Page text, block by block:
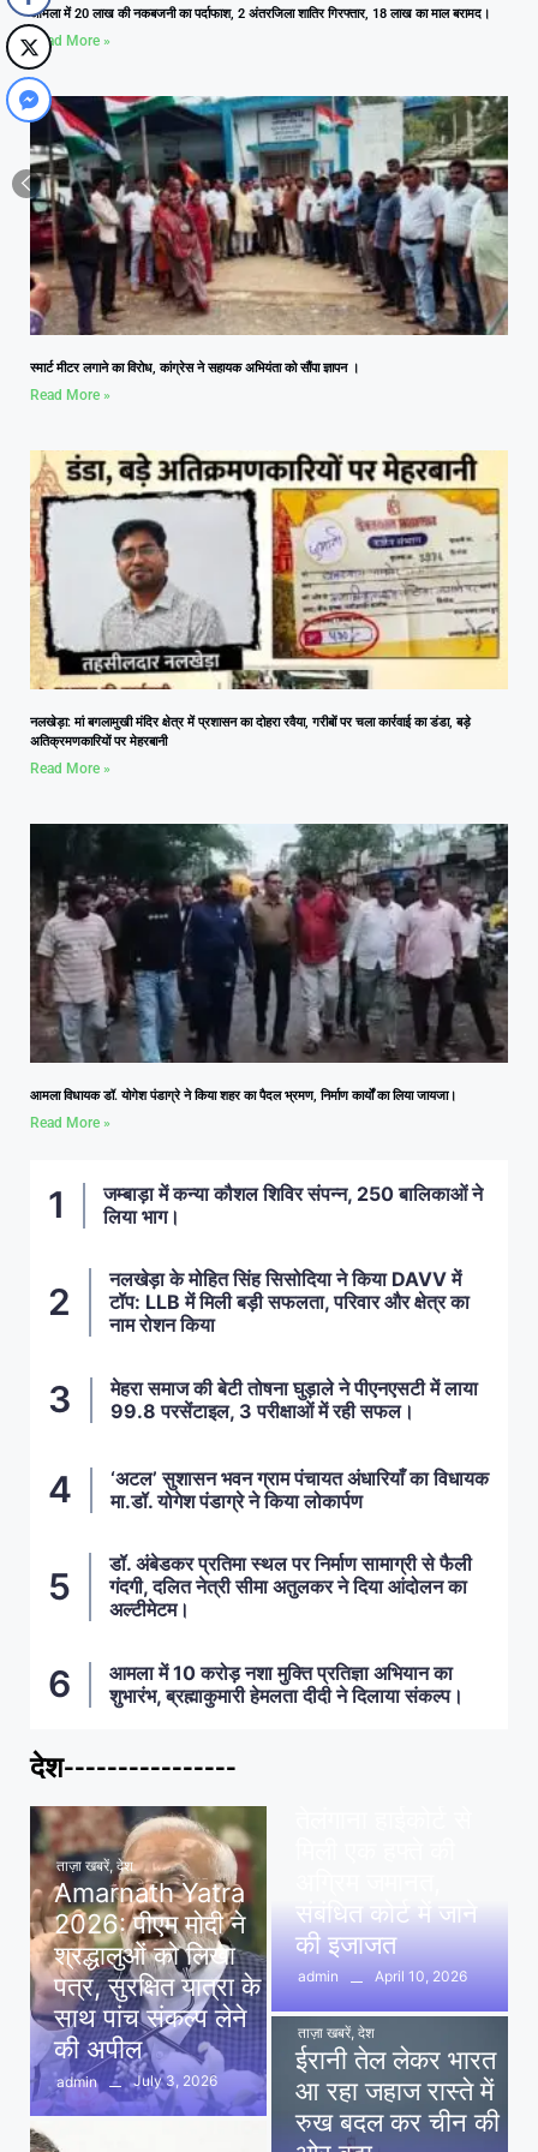
आमला में 20 लाख की नकबजनी का पर्दाफाश, 2 अंतरजिला शातिर गिरफ्तार, 18 लाख का माल बरामद।
Read More »
स्मार्ट मीटर लगाने का विरोध, कांग्रेस ने सहायक अभियंता को सौंपा ज्ञापन ।
Read More »
नलखेड़ा: मां बगलामुखी मंदिर क्षेत्र में प्रशासन का दोहरा रवैया, गरीबों पर चला कार्रवाई का डंडा, बड़े
अतिक्रमणकारियों पर मेहरबानी
Read More »
आमला विधायक डॉ. योगेश पंडाग्रे ने किया शहर का पैदल भ्रमण, निर्माण कार्यों का लिया जायजा।
Read More »
जम्बाड़ा में कन्या कौशल शिविर संपन्न, 250 बालिकाओं ने
लिया भाग।
नलखेड़ा के मोहित सिंह सिसोदिया ने किया DAVV में
टॉप: LLB में मिली बड़ी सफलता, परिवार और क्षेत्र का
नाम रोशन किया
मेहरा समाज की बेटी तोषना घुड़ाले ने पीएनएसटी में लाया
99.8 परसेंटाइल, 3 परीक्षाओं में रही सफल।
‘अटल’ सुशासन भवन ग्राम पंचायत अंधारियाँ का विधायक
मा.डॉ. योगेश पंडाग्रे ने किया लोकार्पण
डॉ. अंबेडकर प्रतिमा स्थल पर निर्माण सामाग्री से फैली
गंदगी, दलित नेत्री सीमा अतुलकर ने दिया आंदोलन का
अल्टीमेटम।
आमला में 10 करोड़ नशा मुक्ति प्रतिज्ञा अभियान का
शुभारंभ, ब्रह्माकुमारी हेमलता दीदी ने दिलाया संकल्प।
देश----------------
ताज़ा खबरें, देश
Amarnath Yatra
2026: पीएम मोदी ने
श्रद्धालुओं को लिखा
पत्र, सुरक्षित यात्रा के
साथ पांच संकल्प लेने
की अपील
admin July 3, 2026
संबंधित कोर्ट में जाने
की इजाजत
admin April 10, 2026
ताज़ा खबरें, देश
ईरानी तेल लेकर भारत
आ रहा जहाज रास्ते में
रुख बदल कर चीन की